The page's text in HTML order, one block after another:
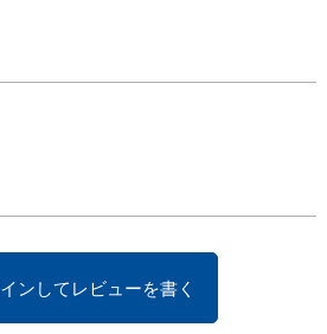
ンしてレビューを書く